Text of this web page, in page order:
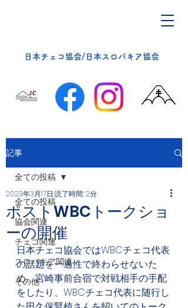
​日本チェコ協会/日本スロバキア協会
記事
全ての投稿
協会関連
チェコ関連
スロバキア関連
その他
全ての投稿
ポストWBCトークショ
ーの開催
2023年3月17日 読了時間: 2分
日本チェコ協会ではWBCチェコ代表
の話題を一過性で終わらせないた
め、宮崎事前合宿で対戦相手の手配
をしたり、WBCチェコ代表に随行し